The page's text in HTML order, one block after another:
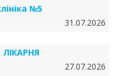
№5
31.07.2026
27.07.2026